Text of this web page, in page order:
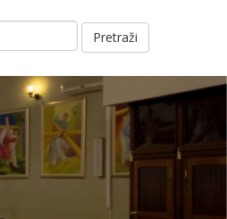
Pretraži: